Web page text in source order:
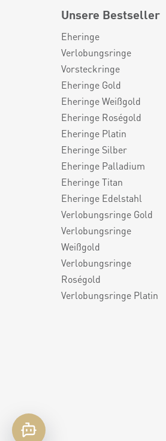
Unsere Bestseller
Eheringe
Verlobungsringe
Vorsteckringe
Eheringe Gold
Eheringe Weißgold
Eheringe Roségold
Eheringe Platin
Eheringe Silber
Eheringe Palladium
Eheringe Titan
Eheringe Edelstahl
Verlobungsringe Gold
Verlobungsringe
Weißgold
Verlobungsringe
Roségold
Verlobungsringe Platin